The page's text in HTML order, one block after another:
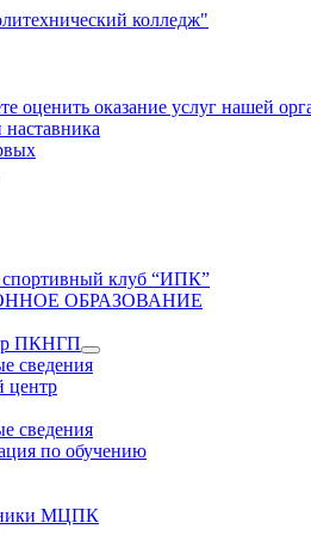
оценить оказание услуг нашей
наставника
спортивный клуб “ИПК”
ОБРАЗОВАНИЕ
ПКНГП
Show
sub
сведения
центр
сведения
по обучению
МЦПК